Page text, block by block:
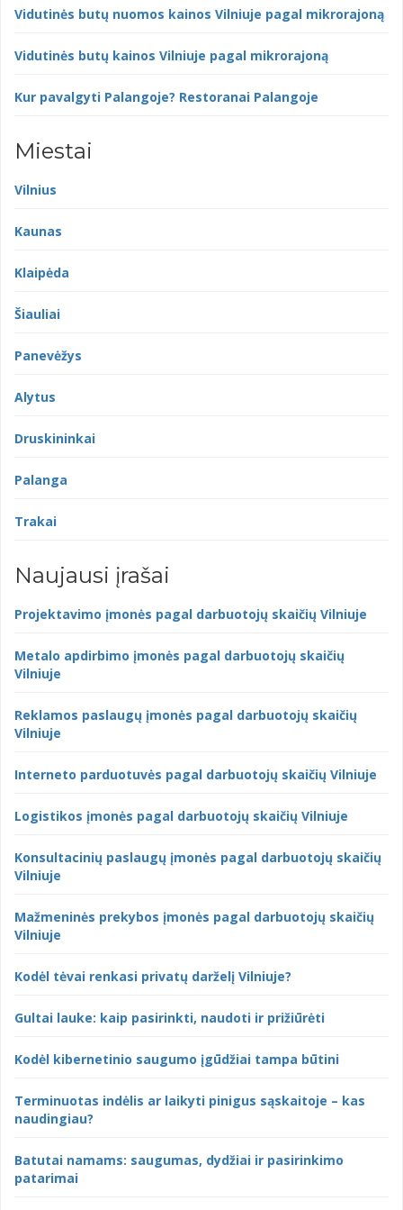
Vidutinės butų nuomos kainos Vilniuje pagal mikrorajoną
Vidutinės butų kainos Vilniuje pagal mikrorajoną
Kur pavalgyti Palangoje? Restoranai Palangoje
Miestai
Vilnius
Kaunas
Klaipėda
Šiauliai
Panevėžys
Alytus
Druskininkai
Palanga
Trakai
Naujausi įrašai
Projektavimo įmonės pagal darbuotojų skaičių Vilniuje
Metalo apdirbimo įmonės pagal darbuotojų skaičių
Vilniuje
Reklamos paslaugų įmonės pagal darbuotojų skaičių
Vilniuje
Interneto parduotuvės pagal darbuotojų skaičių Vilniuje
Logistikos įmonės pagal darbuotojų skaičių Vilniuje
Konsultacinių paslaugų įmonės pagal darbuotojų skaičių
Vilniuje
Mažmeninės prekybos įmonės pagal darbuotojų skaičių
Vilniuje
Kodėl tėvai renkasi privatų darželį Vilniuje?
Gultai lauke: kaip pasirinkti, naudoti ir prižiūrėti
Kodėl kibernetinio saugumo įgūdžiai tampa būtini
Terminuotas indėlis ar laikyti pinigus sąskaitoje – kas
naudingiau?
Batutai namams: saugumas, dydžiai ir pasirinkimo
patarimai